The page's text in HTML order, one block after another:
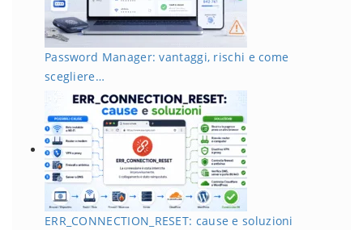
Password Manager: vantaggi, rischi e come
scegliere…
ERR_CONNECTION_RESET: cause e soluzioni